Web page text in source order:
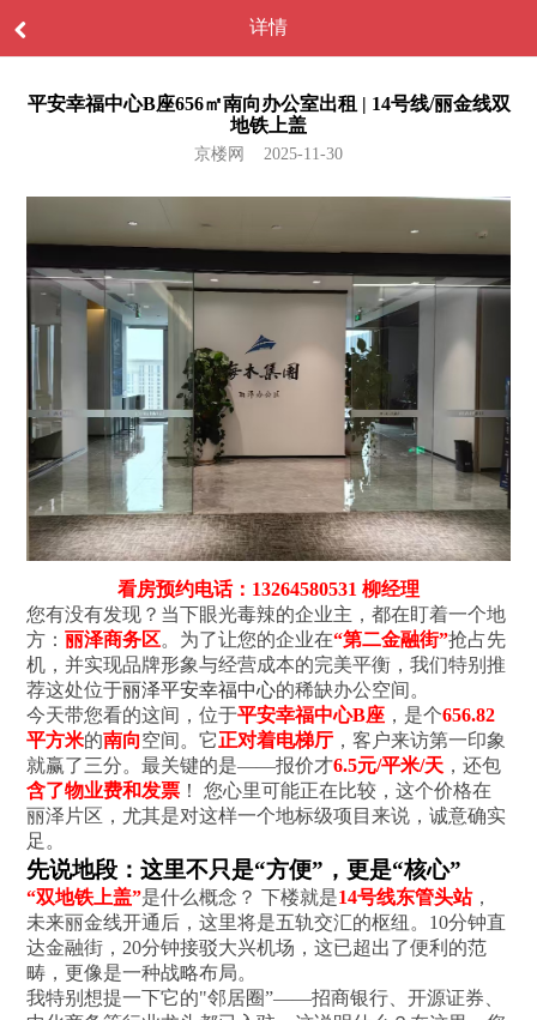
详情
平安幸福中心B座656㎡南向办公室出租 | 14号线/丽金线双
地铁上盖
京楼网 2025-11-30
看房预约电话：13264580531 柳经理
您有没有发现？当下眼光毒辣的企业主，都在盯着一个地
方：丽泽商务区。为了让您的企业在“第二金融街”抢占先
机，并实现品牌形象与经营成本的完美平衡，我们特别推
荐这处位于丽泽平安幸福中心的稀缺办公空间。
今天带您看的这间，位于平安幸福中心B座 ，是个656.82
平方米的南向空间。它正对着电梯厅 ，客户来访第一印象
就赢了三分。最关键的是——报价才6.5元/平米/天 ，还包
含了物业费和发票 ！ 您心里可能正在比较，这个价格在
丽泽片区，尤其是对这样一个地标级项目来说，诚意确实
足。
先说地段：这里不只是“方便”，更是“核心”
“双地铁上盖”是什么概念？ 下楼就是14号线东管头站，
未来丽金线开通后，这里将是五轨交汇的枢纽。10分钟直
达金融街，20分钟接驳大兴机场，这已超出了便利的范
畴，更像是一种战略布局。
我特别想提一下它的"邻居圈”——招商银行、开源证券、